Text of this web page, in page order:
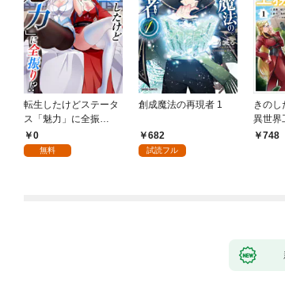
転生したけどステータ
ス「魅力」に全振
り！？(1)
0
無料
創成魔法の再現者 1
682
試読フル
きの
異世界
づくり
748